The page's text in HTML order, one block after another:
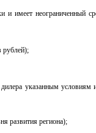
и имеет неограниченный
рублей);
указанным условиям
развития региона);